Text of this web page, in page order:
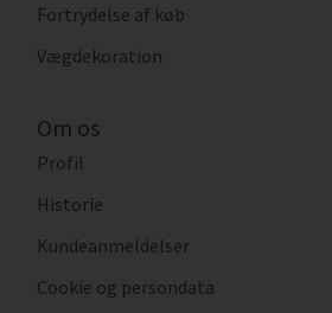
Fortrydelse af køb
Vægdekoration
Om os
Profil
Historie
Kundeanmeldelser
Cookie og persondata